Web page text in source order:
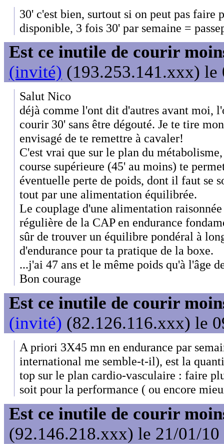
30' c'est bien, surtout si on peut pas faire
disponible, 3 fois 30' par semaine =
Est ce inutile de courir
(invité) (193.253.141.xxx) le
Salut Nico
déjà comme l'ont dit d'autres avant moi,
courir 30' sans être dégouté. Je te tire
envisagé de te remettre à cavaler!
C'est vrai que sur le plan du
course supérieure (45' au moins) te
éventuelle perte de poids, dont il faut se
tout par une alimentation équilibrée.
Le couplage d'une alimentation
régulière de la CAP en endurance
sûr de trouver un équilibre pondéral à
d'endurance pour ta pratique de la boxe.
...j'ai 47 ans et le même poids qu'à l'âge
Bon courage
Est ce inutile de courir
(invité) (82.126.116.xxx) le
A priori 3X45 mn en endurance par
international me semble-t-il), est la
top sur le plan cardio-vasculaire : faire
soit pour la performance ( ou encore
Est ce inutile de courir
(92.146.218.xxx) le 21/01/10